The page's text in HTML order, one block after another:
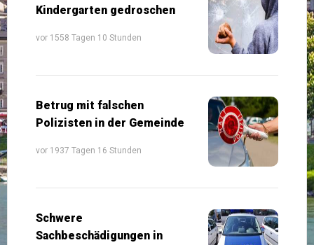
Kindergarten gedroschen
vor 1558 Tagen 10 Stunden
Betrug mit falschen
Polizisten in der Gemeinde
vor 1937 Tagen 16 Stunden
Schwere
Sachbeschädigungen in